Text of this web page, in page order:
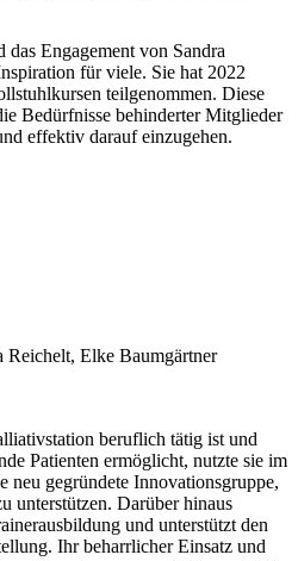
Enga­ge­ment von Sandra
für viele. Sie hat 2022
teil­ge­nom­men. Diese
Bedürf­nisse behin­der­ter Mitglie­der
effek­tiv darauf einzugehen.
Reichelt, Elke Baum­gärt­ner
beruf­lich tätig ist und
Pati­en­ten ermög­licht, nutzte sie im
neu gegrün­dete Inno­va­ti­ons­gruppe,
unter­stüt­zen. Darüber hinaus
und unter­stützt den
Ihr beharr­li­cher Einsatz und